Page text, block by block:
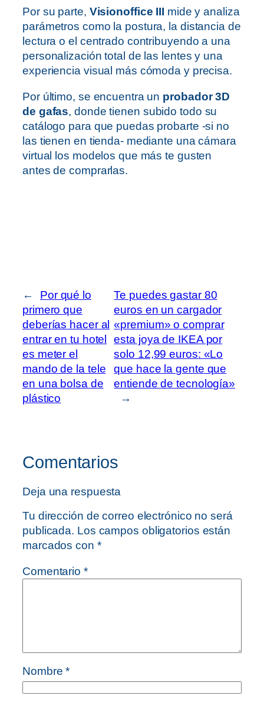
Por su parte, Visionoffice III mide y analiza
parámetros como la postura, la distancia de
lectura o el centrado contribuyendo a una
personalización total de las lentes y una
experiencia visual más cómoda y precisa.
Por último, se encuentra un probador 3D
de gafas, donde tienen subido todo su
catálogo para que puedas probarte -si no
las tienen en tienda- mediante una cámara
virtual los modelos que más te gusten
antes de comprarlas.
←
Por qué lo
primero que
deberías hacer al
entrar en tu hotel
es meter el
mando de la tele
en una bolsa de
plástico
Te puedes gastar 80
euros en un cargador
«premium» o comprar
esta joya de IKEA por
solo 12,99 euros: «Lo
que hace la gente que
entiende de tecnología»
→
Comentarios
Deja una respuesta
Tu dirección de correo electrónico no será
publicada. Los campos obligatorios están
marcados con *
Comentario *
Nombre*